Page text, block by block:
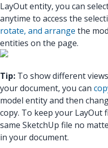
LayOut entity, you can
anytime to access the
rotate, and arrange the
entities on the page.
Tip: To show different
your document, you can
model entity and then
copy. To keep your LayOut
same SketchUp file no
in your document.